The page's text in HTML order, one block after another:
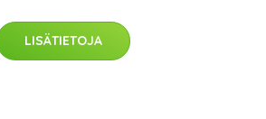
LISÄTIETOJA